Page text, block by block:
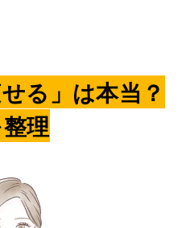
る」は本当？
理